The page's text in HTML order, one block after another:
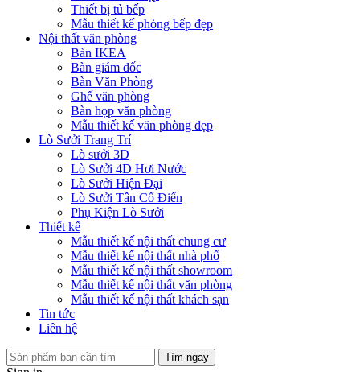
Thiết bị tủ bếp
Mẫu thiết kế phòng bếp đẹp
Nội thất văn phòng
Bàn IKEA
Bàn giám đốc
Bàn Văn Phòng
Ghế văn phòng
Bàn họp văn phòng
Mẫu thiết kế văn phòng đẹp
Lò Sưởi Trang Trí
Lò sưởi 3D
Lò Sưởi 4D Hơi Nước
Lò Sưởi Hiện Đại
Lò Sưởi Tân Cổ Điển
Phụ Kiện Lò Sưởi
Thiết kế
Mẫu thiết kế nội thất chung cư
Mẫu thiết kế nội thất nhà phố
Mẫu thiết kế nội thất showroom
Mẫu thiết kế nội thất văn phòng
Mẫu thiết kế nội thất khách sạn
Tin tức
Liên hệ
Tìm ngay